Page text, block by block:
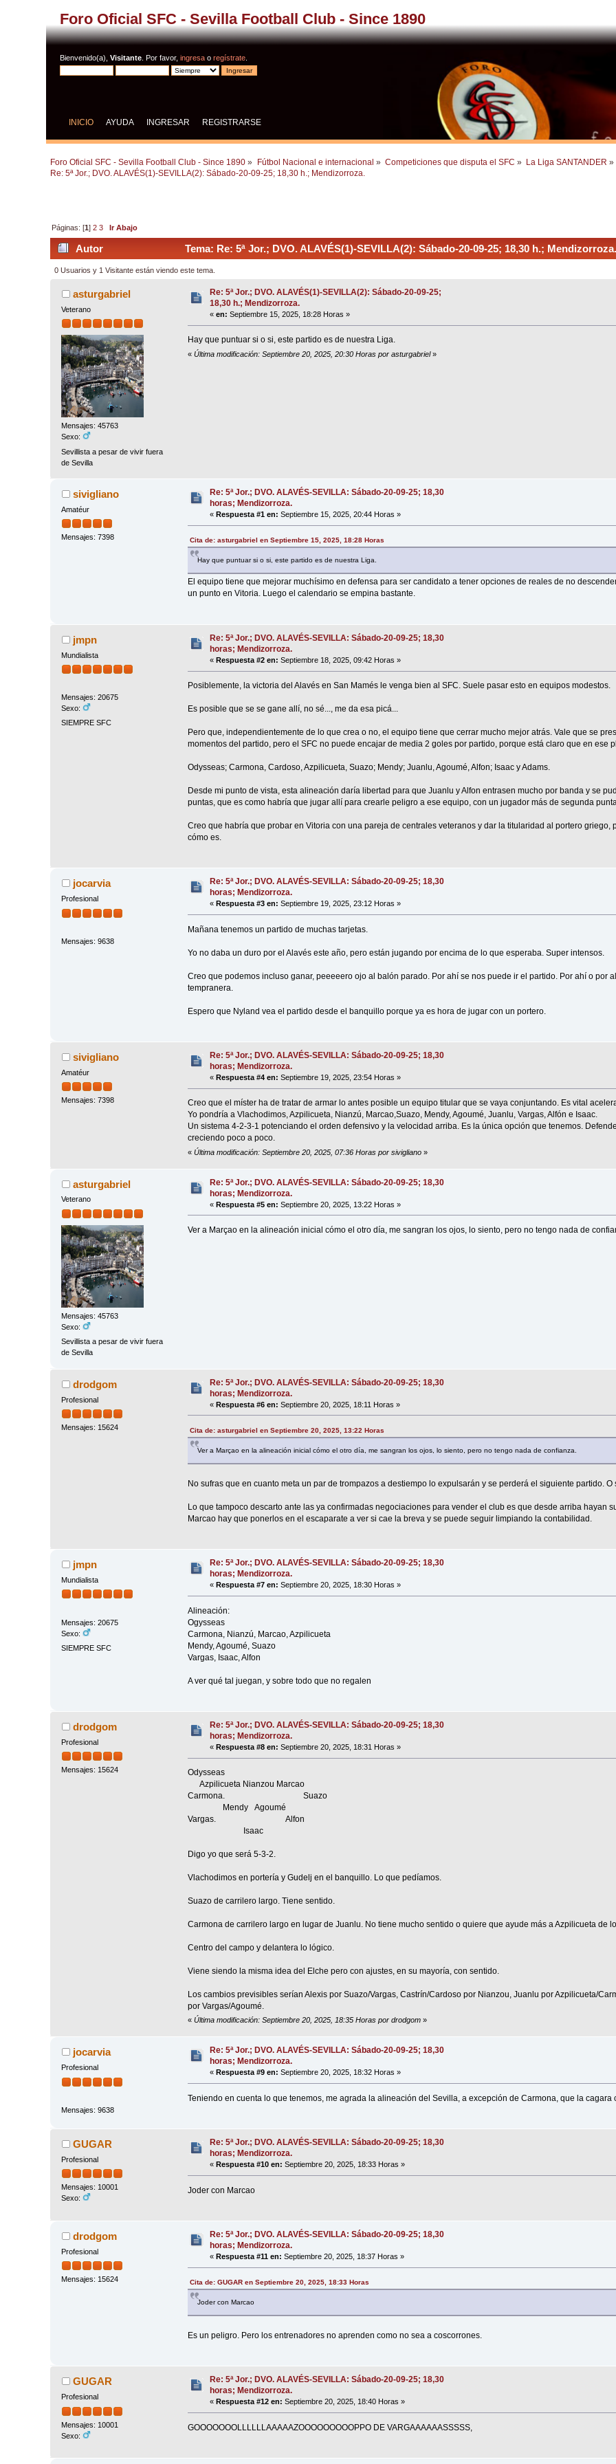
Foro Oficial SFC - Sevilla Football Club - Since 1890
Bienvenido(a),Visitante . Por favor,ingresa oregístrate
INICIO AYUDA INGRESAR REGISTRARSE
Foro Oficial SFC - Sevilla Football Club - Since 1890 » Fútbol Nacional e internacional » Competiciones que disputa el SFC » La Liga SANTANDER »
Re: 5ª Jor.; DVO. ALAVÉS(1)-SEVILLA(2): Sábado-20-09-25; 18,30 h.; Mendizorroza.
Páginas: [1]2 3 Ir Abajo
Autor Tema: Re: 5ª Jor.; DVO. ALAVÉS(1)-SEVILLA(2): Sábado-20-09-25; 18,30 h.;
0 Usuarios y 1 Visitante están viendo este tema.
asturgabriel
Veterano
Mensajes: 45763
Sexo:
Sevillista a pesar de vivir fuera
de Sevilla
Re: 5ª Jor.; DVO. ALAVÉS(1)-SEVILLA(2): Sábado-20-09-25;
18,30 h.; Mendizorroza.
«en: Septiembre 15, 2025, 18:28 Horas »
Hay que puntuar si o si, este partido es de nuestra Liga.
« Última modificación: Septiembre 20, 2025, 20:30 Horas por asturgabriel»
sivigliano
Amatéur
Mensajes: 7398
Re: 5ª Jor.; DVO. ALAVÉS-SEVILLA: Sábado-20-09-25; 18,30
horas; Mendizorroza.
«Respuesta #1 en: Septiembre 15, 2025, 20:44 Horas »
Cita de: asturgabriel en Septiembre 15, 2025, 18:28 Horas
Hay que puntuar si o si, este partido es de nuestra Liga.
El equipo tiene que mejorar muchísimo en defensa para ser candidato a tener opciones de reales de no
un punto en Vitoria. Luego el calendario se empina bastante.
jmpn
Mundialista
Mensajes: 20675
Sexo:
SIEMPRE SFC
Re: 5ª Jor.; DVO. ALAVÉS-SEVILLA: Sábado-20-09-25; 18,30
horas; Mendizorroza.
«Respuesta #2 en: Septiembre 18, 2025, 09:42 Horas »
Posiblemente, la victoria del Alavés en San Mamés le venga bien al SFC. Suele pasar esto en equipos modestos.
Es posible que se se gane allí, no sé..., me da esa picá...
Pero que, independientemente de lo que crea o no, el equipo tiene que cerrar mucho mejor atrás. Vale que se
momentos del partido, pero el SFC no puede encajar de media 2 goles por partido, porque está claro que en ese
Odysseas; Carmona, Cardoso, Azpilicueta, Suazo; Mendy; Juanlu, Agoumé, Alfon; Isaac y Adams.
Desde mi punto de vista, esta alineación daría libertad para que Juanlu y Alfon entrasen mucho por banda y se
puntas, que es como habría que jugar allí para crearle peligro a ese equipo, con un jugador más de segunda
Creo que habría que probar en Vitoria con una pareja de centrales veteranos y dar la titularidad al portero griego,
cómo es.
jocarvia
Profesional
Mensajes: 9638
Re: 5ª Jor.; DVO. ALAVÉS-SEVILLA: Sábado-20-09-25; 18,30
horas; Mendizorroza.
« Respuesta #3 en: Septiembre 19, 2025, 23:12 Horas »
Mañana tenemos un partido de muchas tarjetas.
Yo no daba un duro por el Alavés este año, pero están jugando por encima de lo que esperaba. Super intensos.
Creo que podemos incluso ganar, peeeeero ojo al balón parado. Por ahí se nos puede ir el partido. Por ahí o por
tempranera.
Espero que Nyland vea el partido desde el banquillo porque ya es hora de jugar con un portero.
sivigliano
Amatéur
Mensajes: 7398
Re: 5ª Jor.; DVO. ALAVÉS-SEVILLA: Sábado-20-09-25; 18,30
horas; Mendizorroza.
«Respuesta #4 en: Septiembre 19, 2025, 23:54 Horas »
Creo que el míster ha de tratar de armar lo antes posible un equipo titular que se vaya conjuntando. Es vital
Yo pondría a Vlachodimos, Azpilicueta, Nianzú, Marcao,Suazo, Mendy, Agoumé, Juanlu, Vargas, Alfón e Isaac.
Un sistema 4-2-3-1 potenciando el orden defensivo y la velocidad arriba. Es la única opción que tenemos.
creciendo poco a poco.
« Última modificación: Septiembre 20, 2025, 07:36 Horas por sivigliano»
asturgabriel
Veterano
Mensajes: 45763
Sexo:
Sevillista a pesar de vivir fuera
de Sevilla
Re: 5ª Jor.; DVO. ALAVÉS-SEVILLA: Sábado-20-09-25; 18,30
horas; Mendizorroza.
«Respuesta #5 en: Septiembre 20, 2025, 13:22 Horas »
Ver a Marçao en la alineación inicial cómo el otro día, me sangran los ojos, lo siento, pero no tengo nada de
drodgom
Profesional
Mensajes: 15624
Re: 5ª Jor.; DVO. ALAVÉS-SEVILLA: Sábado-20-09-25; 18,30
horas; Mendizorroza.
«Respuesta #6 en: Septiembre 20, 2025, 18:11 Horas »
Cita de: asturgabriel en Septiembre 20, 2025, 13:22 Horas
Ver a Marçao en la alineación inicial cómo el otro día, me sangran los ojos, lo siento, pero no tengo nada de confianza.
No sufras que en cuanto meta un par de trompazos a destiempo lo expulsarán y se perderá el siguiente partido. O
Lo que tampoco descarto ante las ya confirmadas negociaciones para vender el club es que desde arriba hayan
Marcao hay que ponerlos en el escaparate a ver si cae la breva y se puede seguir limpiando la contabilidad.
jmpn
Mundialista
Mensajes: 20675
Sexo:
SIEMPRE SFC
Re: 5ª Jor.; DVO. ALAVÉS-SEVILLA: Sábado-20-09-25; 18,30
horas; Mendizorroza.
«Respuesta #7 en: Septiembre 20, 2025, 18:30 Horas »
Alineación:
Ogysseas
Carmona, Nianzú, Marcao, Azpilicueta
Mendy, Agoumé, Suazo
Vargas, Isaac, Alfon
A ver qué tal juegan, y sobre todo que no regalen
drodgom
Profesional
Mensajes: 15624
Re: 5ª Jor.; DVO. ALAVÉS-SEVILLA: Sábado-20-09-25; 18,30
horas; Mendizorroza.
«Respuesta #8 en: Septiembre 20, 2025, 18:31 Horas »
Odysseas
Azpilicueta Nianzou Marcao
Carmona. Suazo
Mendy Agoumé
Vargas. Alfon
Isaac
Digo yo que será 5-3-2.
Vlachodimos en portería y Gudelj en el banquillo. Lo que pedíamos.
Suazo de carrilero largo. Tiene sentido.
Carmona de carrilero largo en lugar de Juanlu. No tiene mucho sentido o quiere que ayude más a Azpilicueta de
Centro del campo y delantera lo lógico.
Viene siendo la misma idea del Elche pero con ajustes, en su mayoría, con sentido.
Los cambios previsibles serían Alexis por Suazo/Vargas, Castrín/Cardoso por Nianzou, Juanlu por Azpilicueta/
por Vargas/Agoumé.
« Última modificación: Septiembre 20, 2025, 18:35 Horas por drodgom»
jocarvia
Profesional
Mensajes: 9638
Re: 5ª Jor.; DVO. ALAVÉS-SEVILLA: Sábado-20-09-25; 18,30
horas; Mendizorroza.
« Respuesta #9 en: Septiembre 20, 2025, 18:32 Horas »
Teniendo en cuenta lo que tenemos, me agrada la alineación del Sevilla, a excepción de Carmona, que la cagara
GUGAR
Profesional
Mensajes: 10001
Sexo:
Re: 5ª Jor.; DVO. ALAVÉS-SEVILLA: Sábado-20-09-25; 18,30
horas; Mendizorroza.
«Respuesta #10 en: Septiembre 20, 2025, 18:33 Horas »
Joder con Marcao
drodgom
Profesional
Mensajes: 15624
Re: 5ª Jor.; DVO. ALAVÉS-SEVILLA: Sábado-20-09-25; 18,30
horas; Mendizorroza.
«Respuesta #11 en: Septiembre 20, 2025, 18:37 Horas »
Cita de: GUGAR en Septiembre 20, 2025, 18:33 Horas
Joder con Marcao
Es un peligro. Pero los entrenadores no aprenden como no sea a coscorrones.
GUGAR
Profesional
Mensajes: 10001
Sexo:
Re: 5ª Jor.; DVO. ALAVÉS-SEVILLA: Sábado-20-09-25; 18,30
horas; Mendizorroza.
« Respuesta #12 en: Septiembre 20, 2025, 18:40 Horas »
GOOOOOOOLLLLLLAAAAAZOOOOOOOOOPPO DE VARGAAAAAASSSSS,